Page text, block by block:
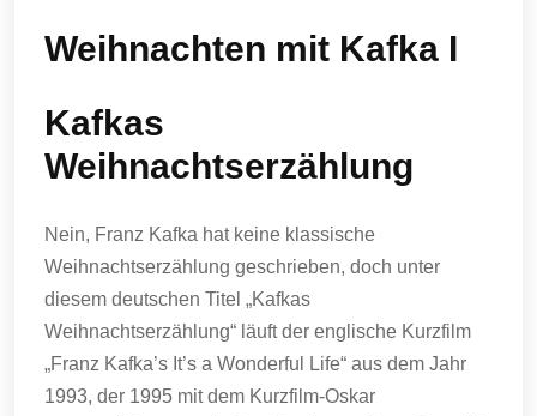
Weihnachten mit Kafka I
Kafkas
Weihnachtserzählung
Nein, Franz Kafka hat keine klassische
Weihnachtserzählung geschrieben, doch unter
diesem deutschen Titel „Kafkas
Weihnachtserzählung“ läuft der englische Kurzfilm
„Franz Kafka’s It’s a Wonderful Life“ aus dem Jahr
1993, der 1995 mit dem Kurzfilm-Oskar